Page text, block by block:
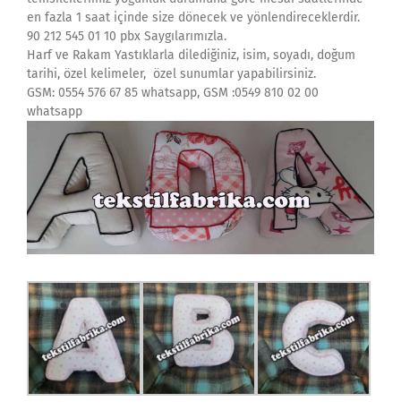
en fazla 1 saat içinde size dönecek ve yönlendireceklerdir.
90 212 545 01 10 pbx Saygılarımızla.
Harf ve Rakam Yastıklarla dilediğiniz, isim, soyadı, doğum
tarihi, özel kelimeler, özel sunumlar yapabilirsiniz.
GSM: 0554 576 67 85 whatsapp, GSM :0549 810 02 00
whatsapp